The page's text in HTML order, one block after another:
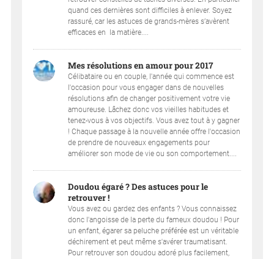
quand ces dernières sont difficiles à enlever. Soyez
rassuré, car les astuces de grands-mères s’avèrent
efficaces en la matière....
Mes résolutions en amour pour 2017
Célibataire ou en couple, l'année qui commence est
l'occasion pour vous engager dans de nouvelles
résolutions afin de changer positivement votre vie
amoureuse. Lâchez donc vos vieilles habitudes et
tenez-vous à vos objectifs. Vous avez tout à y gagner
! Chaque passage à la nouvelle année offre l'occasion
de prendre de nouveaux engagements pour
améliorer son mode de vie ou son comportement....
Doudou égaré ? Des astuces pour le
retrouver !
Vous avez ou gardez des enfants ? Vous connaissez
donc l'angoisse de la perte du fameux doudou ! Pour
un enfant, égarer sa peluche préférée est un véritable
déchirement et peut même s'avérer traumatisant.
Pour retrouver son doudou adoré plus facilement,